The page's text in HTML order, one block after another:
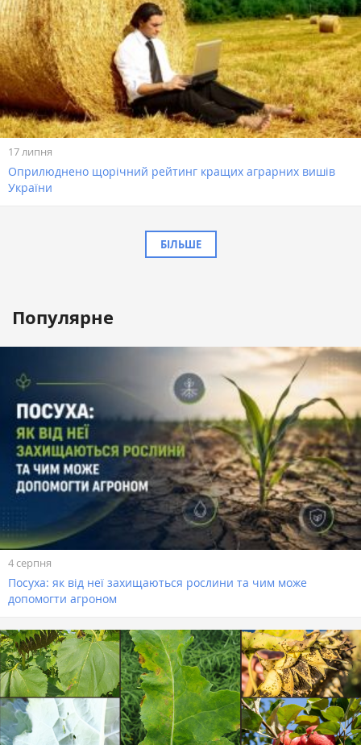
17 липня
Оприлюднено щорічний рейтинг кращих аграрних вишів
України
БІЛЬШЕ
Популярне
4 серпня
Посуха: як від неї захищаються рослини та чим може
допомогти агроном